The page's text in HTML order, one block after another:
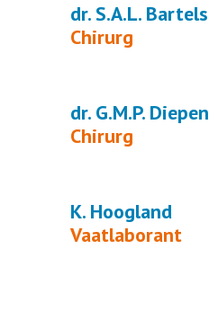
dr. S.A.L. Bartels
Chirurg
dr. G.M.P.
Chirurg
K. Hoogland
Vaatlaborant